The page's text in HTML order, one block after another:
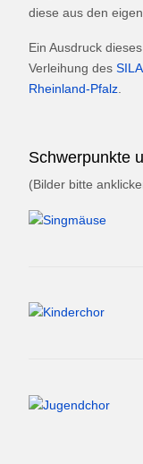
diese aus den
Ein Ausdruck
Verleihung des
Rheinland-Pfalz
Schwerpunkte
(Bilder bitte